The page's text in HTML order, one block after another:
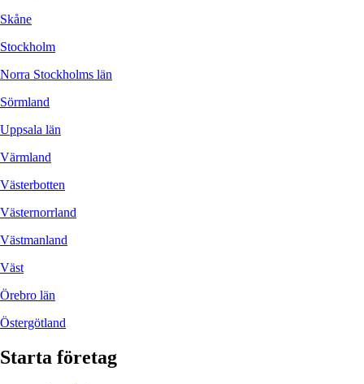
Skåne
Stockholm
Norra Stockholms län
Sörmland
Uppsala län
Värmland
Västerbotten
Västernorrland
Västmanland
Väst
Örebro län
Östergötland
Starta företag